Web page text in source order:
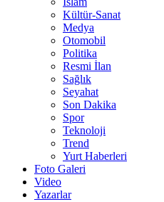
Kültür-Sanat
Medya
Otomobil
Politika
Resmi İlan
Sağlık
Seyahat
Son Dakika
Spor
Teknoloji
Trend
Yurt Haberleri
Foto Galeri
Video
Yazarlar